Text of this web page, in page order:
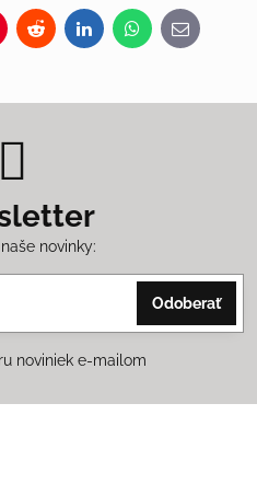
RedditLinkedInWhatsApp
E-
mail
novinky:
Odoberať
noviniek e-mailom